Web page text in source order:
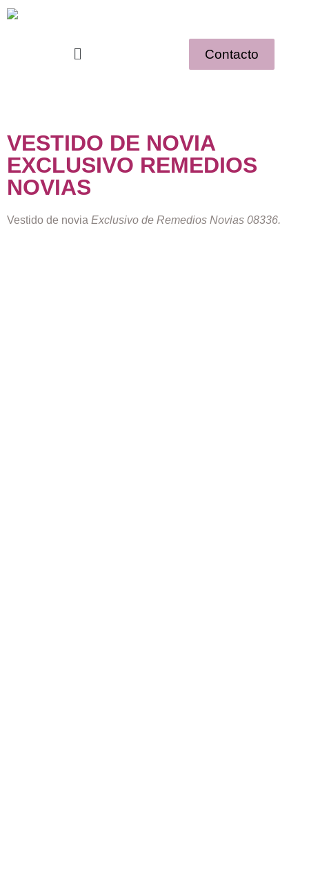
Contacto
VESTIDO DE NOVIA
EXCLUSIVO REMEDIOS
NOVIAS
Vestido de novia Exclusivo de Remedios Novias 08336.